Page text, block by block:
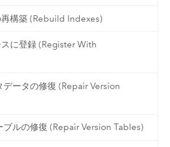
構築 (Rebuild Indexes)
に登録 (Register With
データの修復 (Repair Version
ブルの修復 (Repair Version Tables)